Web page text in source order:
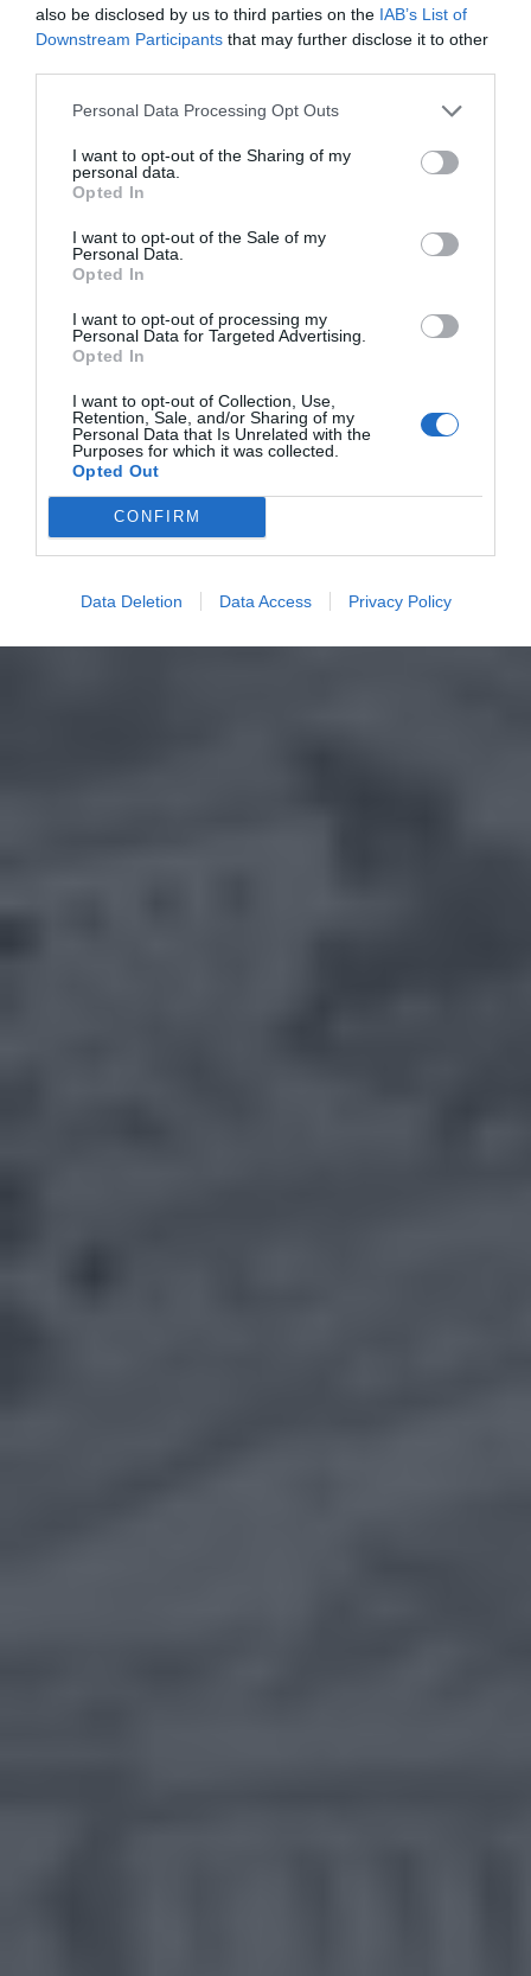
also be disclosed by us to third parties on the IAB’s List of
Downstream Participants that may further disclose it to other
Personal Data Processing Opt Outs
I want to opt-out of the Sharing of my
personal data.
Opted In
I want to opt-out of the Sale of my
Personal Data.
Opted In
I want to opt-out of processing my
Personal Data for Targeted Advertising.
Opted In
I want to opt-out of Collection, Use,
Retention, Sale, and/or Sharing of my
Personal Data that Is Unrelated with the
Purposes for which it was collected.
Opted Out
CONFIRM
Data Deletion Data Access Privacy Policy